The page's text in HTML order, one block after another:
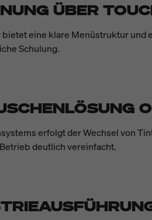
ÜBER
bietet eine klare Menüstruktur
Schulung.
erfolgt der Wechsel von
deutlich vereinfacht.